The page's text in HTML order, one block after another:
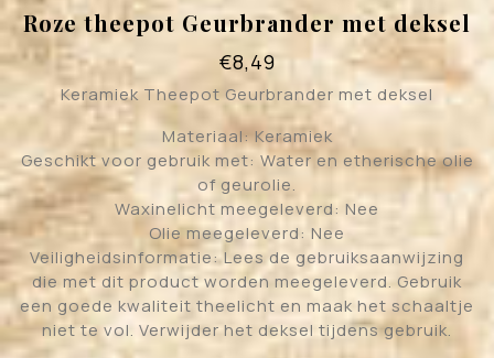
Roze theepot Geurbrander met deksel
€8,49
Keramiek Theepot Geurbrander met deksel
Materiaal: Keramiek
Geschikt voor gebruik met: Water en etherische olie
of geurolie.
Waxinelicht meegeleverd: Nee
Olie meegeleverd: Nee
Veiligheidsinformatie: Lees de gebruiksaanwijzing
die met dit product worden meegeleverd. Gebruik
een goede kwaliteit theelicht en maak het schaaltje
niet te vol. Verwijder het deksel tijdens gebruik.